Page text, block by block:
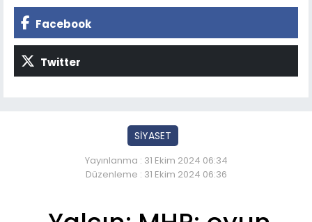
Facebook
Twitter
SİYASET
Yayınlanma : 31 Ekim 2024 06:34
Düzenleme : 31 Ekim 2024 06:36